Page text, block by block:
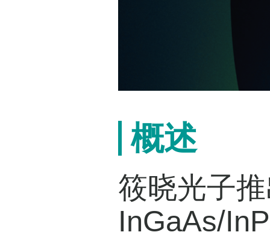
概述
筱晓光子
InGaAs/